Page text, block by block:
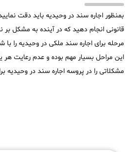
بمنظور اجاره سند در وحیدیه باید دقت
مرحله برای اجاره سند ملکی در وحیدیه را با
این مراحل بسیار مهم بوده و عدم رعایت هر
مشکلاتی را در پروسه اجاره سند در وحیدیه